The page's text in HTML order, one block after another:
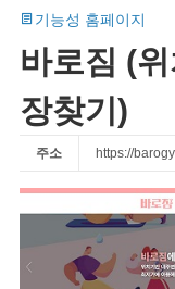
기능성 홈페이지
바로짐 (
장찾기)
주소 https://